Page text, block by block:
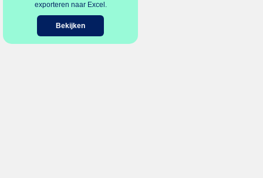
exporteren naar Excel.
Bekijken